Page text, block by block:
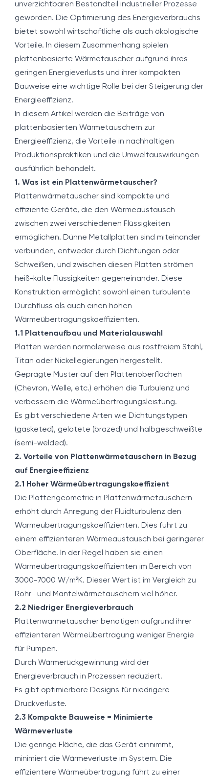
unverzichtbaren Bestandteil industrieller Prozesse
geworden. Die Optimierung des Energieverbrauchs
bietet sowohl wirtschaftliche als auch ökologische
Vorteile. In diesem Zusammenhang spielen
plattenbasierte Wärmetauscher aufgrund ihres
geringen Energieverlusts und ihrer kompakten
Bauweise eine wichtige Rolle bei der Steigerung der
Energieeffizienz.
In diesem Artikel werden die Beiträge von
plattenbasierten Wärmetauschern zur
Energieeffizienz, die Vorteile in nachhaltigen
Produktionspraktiken und die Umweltauswirkungen
ausführlich behandelt.
1. Was ist ein Plattenwärmetauscher?
Plattenwärmetauscher sind kompakte und
effiziente Geräte, die den Wärmeaustausch
zwischen zwei verschiedenen Flüssigkeiten
ermöglichen. Dünne Metallplatten sind miteinander
verbunden, entweder durch Dichtungen oder
Schweißen, und zwischen diesen Platten strömen
heiß-kalte Flüssigkeiten gegeneinander. Diese
Konstruktion ermöglicht sowohl einen turbulente
Durchfluss als auch einen hohen
Wärmeübertragungskoeffizienten.
1.1 Plattenaufbau und Materialauswahl
Platten werden normalerweise aus rostfreiem Stahl,
Titan oder Nickellegierungen hergestellt.
Geprägte Muster auf den Plattenoberflächen
(Chevron, Welle, etc.) erhöhen die Turbulenz und
verbessern die Wärmeübertragungsleistung.
Es gibt verschiedene Arten wie Dichtungstypen
(gasketed), gelötete (brazed) und halbgeschweißte
(semi-welded).
2. Vorteile von Plattenwärmetauschern in Bezug
auf Energieeffizienz
2.1 Hoher Wärmeübertragungskoeffizient
Die Plattengeometrie in Plattenwärmetauschern
erhöht durch Anregung der Fluidturbulenz den
Wärmeübertragungskoeffizienten. Dies führt zu
einem effizienteren Wärmeaustausch bei geringerer
Oberfläche. In der Regel haben sie einen
Wärmeübertragungskoeffizienten im Bereich von
3000-7000 W/m²K. Dieser Wert ist im Vergleich zu
Rohr- und Mantelwärmetauschern viel höher.
2.2 Niedriger Energieverbrauch
Plattenwärmetauscher benötigen aufgrund ihrer
effizienteren Wärmeübertragung weniger Energie
für Pumpen.
Durch Wärmerückgewinnung wird der
Energieverbrauch in Prozessen reduziert.
Es gibt optimierbare Designs für niedrigere
Druckverluste.
2.3 Kompakte Bauweise = Minimierte
Wärmeverluste
Die geringe Fläche, die das Gerät einnimmt,
minimiert die Wärmeverluste im System. Die
effizientere Wärmeübertragung führt zu einer